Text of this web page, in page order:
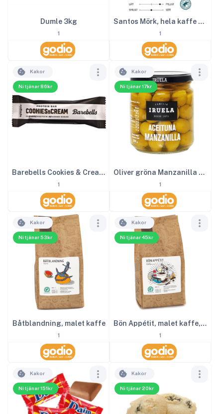
Dumle 3kg
1
Santos Mörk, hela kaffe bönor 1000g
1
Ni tjänar 86kr
Kakor
Barebells Cookies & Cream 12st
1
Ni tjänar 17kr
Kakor
Oliver gröna Manzanilla 365 g
1
Ni tjänar 53kr
Kakor
Båtblandning, malet kaffe
1
Ni tjänar 45kr
Kakor
Bön Appétit, malet kaffe, lätt mörkrost
1
Ni tjänar 151kr
Kakor
Ni tjänar 20kr
Kakor